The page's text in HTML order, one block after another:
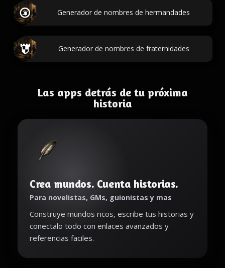
Generador de nombres de hermandades
Generador de nombres de fraternidades
Las apps detrás de tu próxima
historia
Crea mundos. Cuenta historias.
Para novelistas, GMs, guionistas y mas
Construye mundos ricos, escribe tus historias y
conectalo todo con enlaces avanzados y
referencias faciles.